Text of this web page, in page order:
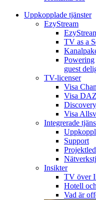
Uppkopplade tjänster
EzyStream
TV as a
Powering
guest
TV-licenser
Visa
Visa
Visa
Integrerade
Support
Insikter
TV över
Hotell
Vad är